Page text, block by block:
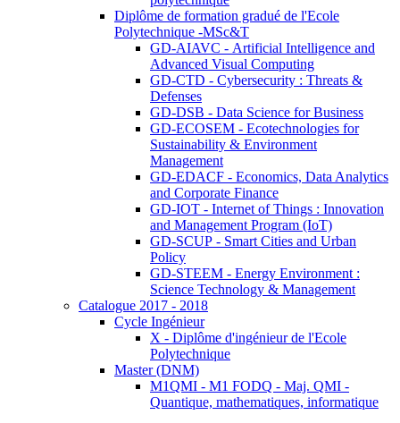
Diplôme de formation gradué de l'Ecole
Polytechnique -MSc&T
GD-AIAVC - Artificial Intelligence and
Advanced Visual Computing
GD-CTD - Cybersecurity : Threats &
Defenses
GD-DSB - Data Science for Business
GD-ECOSEM - Ecotechnologies for
Sustainability & Environment
Management
GD-EDACF - Economics, Data Analytics
and Corporate Finance
GD-IOT - Internet of Things : Innovation
and Management Program (IoT)
GD-SCUP - Smart Cities and Urban
Policy
GD-STEEM - Energy Environment :
Science Technology & Management
Catalogue 2017 - 2018
Cycle Ingénieur
X - Diplôme d'ingénieur de l'Ecole
Polytechnique
Master (DNM)
M1QMI - M1 FODQ - Maj. QMI -
Quantique, mathematiques, informatique